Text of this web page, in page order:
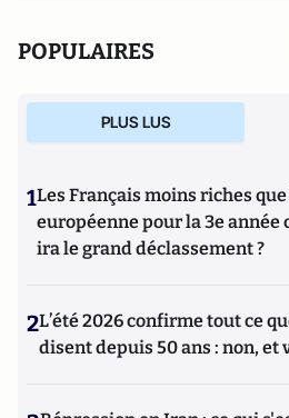
POPULAIRES
PLUS LUS
1Les Français moins riches
européenne pour la 3e année
ira le grand déclassement ?
2L’été 2026 confirme tout ce
disent depuis 50 ans : non, et